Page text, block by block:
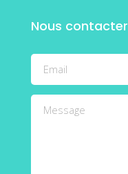
Nous contacter